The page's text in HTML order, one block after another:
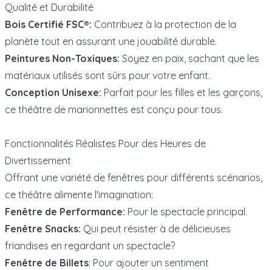
Qualité et Durabilité
Bois Certifié FSC®: Contribuez à la protection de la
planète tout en assurant une jouabilité durable.
Peintures Non-Toxiques: Soyez en paix, sachant que les
matériaux utilisés sont sûrs pour votre enfant.
Conception Unisexe: Parfait pour les filles et les garçons,
ce théâtre de marionnettes est conçu pour tous.
Fonctionnalités Réalistes Pour des Heures de
Divertissement
Offrant une variété de fenêtres pour différents scénarios,
ce théâtre alimente l'imagination:
Fenêtre de Performance: Pour le spectacle principal.
Fenêtre Snacks: Qui peut résister à de délicieuses
friandises en regardant un spectacle?
Fenêtre de Billets: Pour ajouter un sentiment